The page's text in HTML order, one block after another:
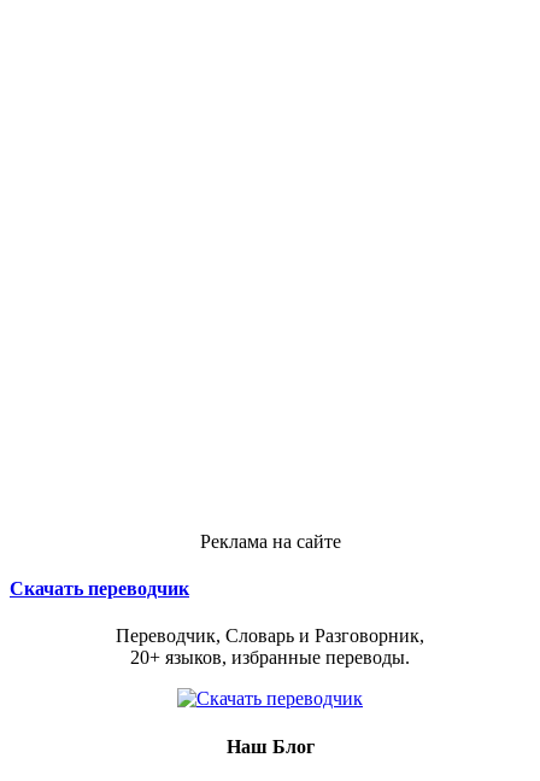
Реклама на сайте
Скачать переводчик
Переводчик, Словарь и Разговорник,
20+ языков, избранные переводы.
Наш Блог